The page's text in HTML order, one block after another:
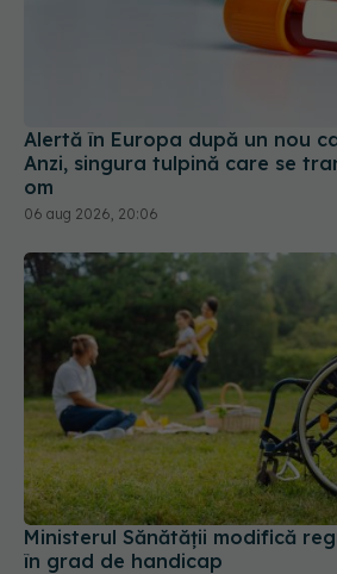
Alertă în Europa după un nou
Anzi, singura tulpină care se
Ministerul Sănătății modifică
în grad de handicap
04 aug 2026, 10:33